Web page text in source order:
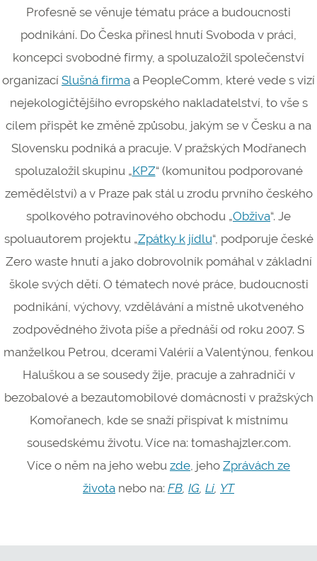
Profesně se věnuje tématu práce a budoucnosti
podnikání. Do Česka přinesl hnutí Svoboda v práci,
koncepci svobodné firmy, a spoluzaložil společenství
organizací Slušná firma a PeopleComm, které vede s vizí
nejekologičtějšího evropského nakladatelství, to vše s
cílem přispět ke změně způsobu, jakým se v Česku a na
Slovensku podniká a pracuje. V pražských Modřanech
spoluzaložil skupinu „KPZ“ (komunitou podporované
zemědělství) a v Praze pak stál u zrodu prvního českého
spolkového potravinového obchodu „Obživa“. Je
spoluautorem projektu „Zpátky k jídlu“, podporuje české
Zero waste hnutí a jako dobrovolník pomáhal v základní
škole svých dětí. O tématech nové práce, budoucnosti
podnikání, výchovy, vzdělávání a místně ukotveného
zodpovědného života píše a přednáší od roku 2007. S
manželkou Petrou, dcerami Valérií a Valentýnou, fenkou
Haluškou a se sousedy žije, pracuje a zahradničí v
bezobalové a bezautomobilové domácnosti v pražských
Komořanech, kde se snaží přispívat k místnímu
sousedskému životu. Více na: tomashajzler.com.
Více o něm na jeho webu zde , jeho Zprávách ze
života nebo na: FB IG Li YT